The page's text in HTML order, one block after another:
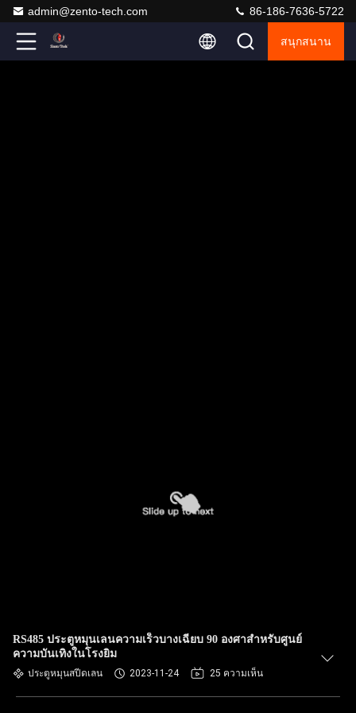
admin@zento-tech.com 86-186-7636-5722
สนุกสนาน
RS485 ประตูหมุนเลนความเร็วบางเฉียบ 90 องศาสำหรับศูนย์
ความบันเทิงในโรงยิม
ประตูหมุนสปีดเลน 2023-11-24 25 ความเห็น